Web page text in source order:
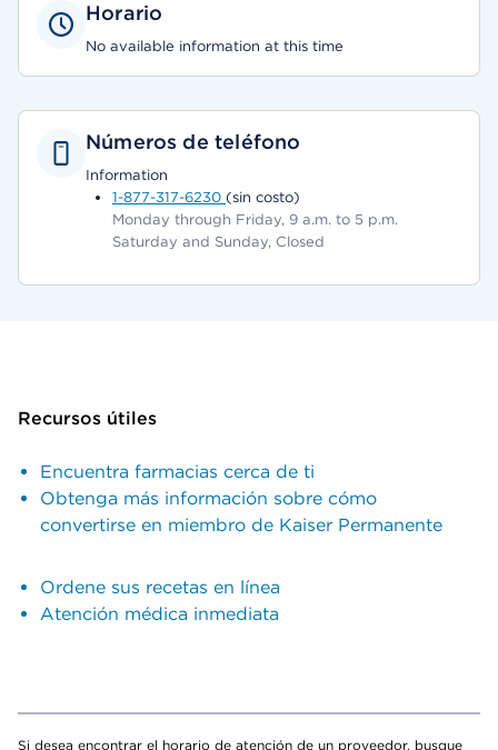
Horario
No available information at this time
Números de teléfono
Information
1-877-317-6230 (sin costo)
Monday through Friday, 9 a.m. to 5 p.m.
Saturday and Sunday, Closed
Recursos útiles
Encuentra farmacias cerca de ti
Obtenga más información sobre cómo
convertirse en miembro de Kaiser Permanente
Ordene sus recetas en línea
Atención médica inmediata
Si desea encontrar el horario de atención de un proveedor, busque